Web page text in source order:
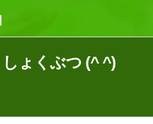
ょくぶつ (^ ^)